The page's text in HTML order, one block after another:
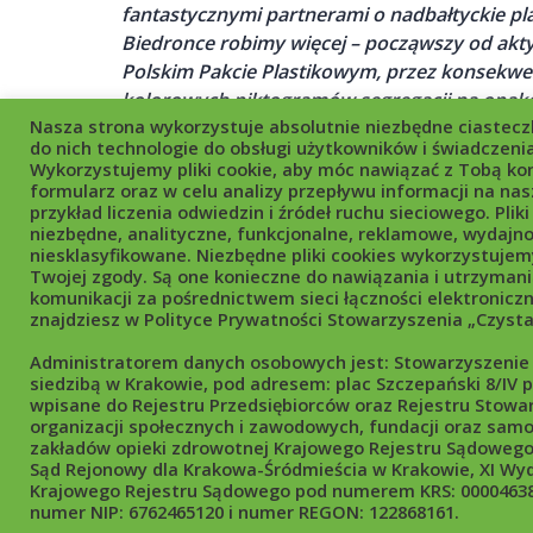
fantastycznymi partnerami o nadbałtyckie
Biedronce robimy więcej – począwszy od
Polskim Pakcie Plastikowym, przez
kolorowych piktogramów segregacji na
własnych Biedronki, aż po inwestycje w
w 25% z tworzywa pozyskanego w wyniku
wyłowionych m.in. z Morza Bałtyckiego.
Polska jest możliwa, oczywiście dzięki
komentuje Arkadiusz Mierzwa, dyrektor ds.
Biedronka.
Copyright © 2026
ByNowe Media
NIP: 6762465120 | KRS:
Nasza strona wykorzystuje absolutnie niezbędne
do nich technologie do obsługi użytkowników i
Wykorzystujemy pliki cookie, aby móc nawiązać z Tobą
formularz oraz w celu analizy przepływu informacji na
przykład liczenia odwiedzin i źródeł ruchu sieciowego.
niezbędne, analityczne, funkcjonalne, reklamowe,
niesklasyfikowane. Niezbędne pliki cookies
Twojej zgody. Są one konieczne do nawiązania i
komunikacji za pośrednictwem sieci łączności
znajdziesz w Polityce Prywatności Stowarzyszenia
Administratorem danych osobowych jest: Stowarzyszenie
siedzibą w Krakowie, pod adresem: plac Szczepański 8/IV
wpisane do Rejestru Przedsiębiorców oraz Rejestru
organizacji społecznych i zawodowych, fundacji oraz
zakładów opieki zdrowotnej Krajowego Rejestru
Sąd Rejonowy dla Krakowa-Śródmieścia w Krakowie, XI
Krajowego Rejestru Sądowego pod numerem KRS:
numer NIP: 6762465120 i numer REGON: 122868161.